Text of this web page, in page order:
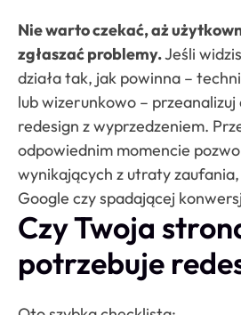
Nie warto czekać, aż
zgłaszać problemy.Jeśli
działa tak, jak powinna –
lub wizerunkowo – przeanalizuj
redesign z wyprzedzeniem.
odpowiednim momencie
wynikających z utraty
Google czy spadającej
Czy Twoja
potrzebuje